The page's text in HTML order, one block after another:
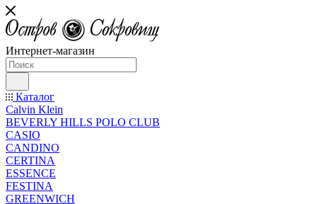
Интернет-магазин
Каталог
Calvin Klein
BEVERLY HILLS POLO CLUB
CASIO
CANDINO
CERTINA
ESSENCE
FESTINA
GREENWICH